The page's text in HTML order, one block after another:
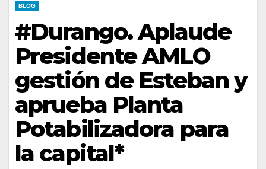
BLOG
#Durango. Aplaude
Presidente AMLO
gestión de Esteban y
aprueba Planta
Potabilizadora para
la capital*